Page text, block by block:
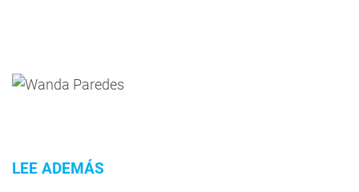
LEE ADEMÁS